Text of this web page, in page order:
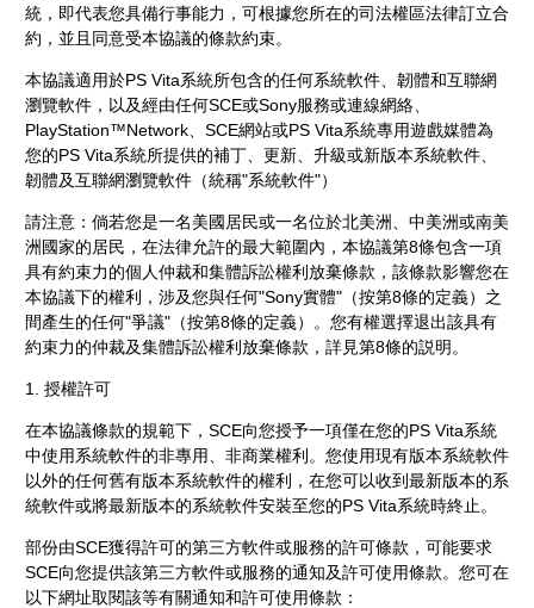
統，即代表您具備行事能力，可根據您所在的司法權區法律訂立合
約，並且同意受本協議的條款約束。
本協議適用於PS Vita系統所包含的任何系統軟件、韌體和互聯網
瀏覽軟件，以及經由任何SCE或Sony服務或連線網絡、
PlayStation™Network、SCE網站或PS Vita系統專用遊戲媒體為
您的PS Vita系統所提供的補丁、更新、升級或新版本系統軟件、
韌體及互聯網瀏覽軟件（統稱"系統軟件"）
請注意：倘若您是一名美國居民或一名位於北美洲、中美洲或南美
洲國家的居民，在法律允許的最大範圍內，本協議第8條包含一項
具有約束力的個人仲裁和集體訴訟權利放棄條款，該條款影響您在
本協議下的權利，涉及您與任何"Sony實體"（按第8條的定義）之
間產生的任何"爭議"（按第8條的定義）。您有權選擇退出該具有
約束力的仲裁及集體訴訟權利放棄條款，詳見第8條的説明。
1. 授權許可
在本協議條款的規範下，SCE向您授予一項僅在您的PS Vita系統
中使用系統軟件的非專用、非商業權利。您使用現有版本系統軟件
以外的任何舊有版本系統軟件的權利，在您可以收到最新版本的系
統軟件或將最新版本的系統軟件安裝至您的PS Vita系統時終止。
部份由SCE獲得許可的第三方軟件或服務的許可條款，可能要求
SCE向您提供該第三方軟件或服務的通知及許可使用條款。您可在
以下網址取閱該等有關通知和許可使用條款：